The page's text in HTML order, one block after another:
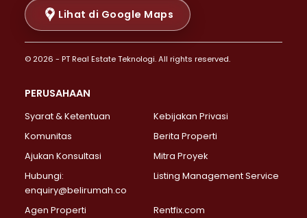
Properti Dijual di Kramat >
Properti Dijual di Pasar Baru >
Properti Dijual di Bendungan Hilir >
Properti Dijual di Jakarta Selatan >
Properti Dijual di Lebak Bulus >
Properti Dijual di Gandaria Selatan >
Properti Dijual di Pondok Labu >
Properti Dijual di Lenteng Agung >
Properti Dijual di Senayan >
Properti Dijual di Pondok Pinang >
Lihat di Google Maps
© 2026 - PT Real Estate Teknologi. All rights reserved.
PERUSAHAAN
Syarat & Ketentuan
Kebijakan Privasi
Komunitas
Berita Properti
Ajukan Konsultasi
Mitra Proyek
Hubungi:
enquiry@belirumah.co
Listing Management Service
Agen Properti Rentfix.com